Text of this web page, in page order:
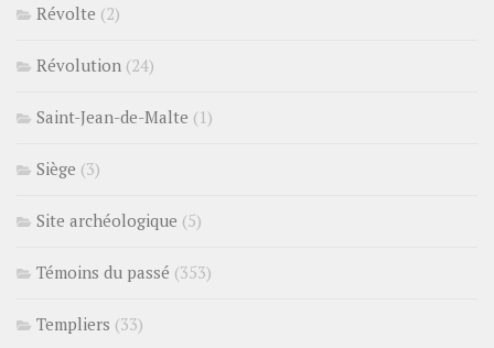
Révolte (2)
Révolution (24)
Saint-Jean-de-Malte (1)
Siège (3)
Site archéologique (5)
Témoins du passé (353)
Templiers (33)